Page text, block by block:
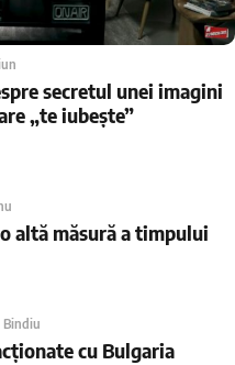
secretul unei imagini
„te iubește”
altă măsură a timpului
Bindiu
cu Bulgaria